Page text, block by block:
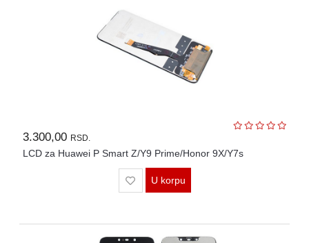
3.300,00 RSD.
LCD za Huawei P Smart Z/Y9 Prime/Honor 9X/Y7s
U korpu